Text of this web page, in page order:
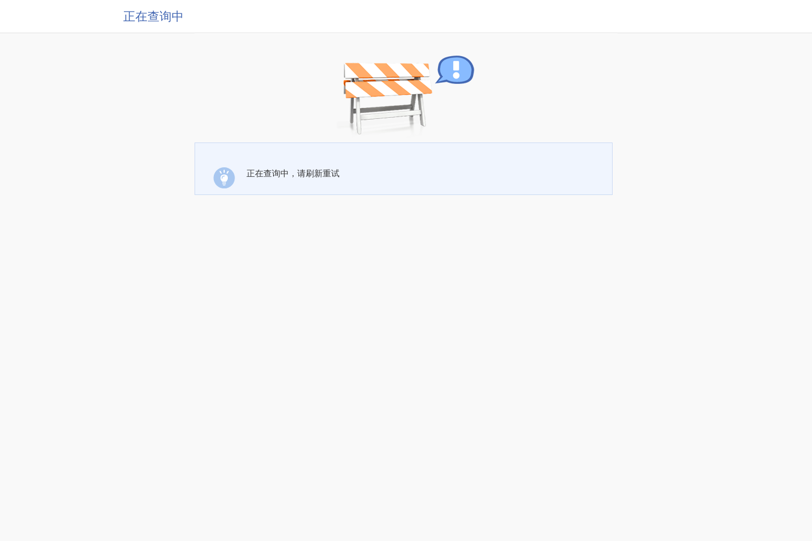
正在查询中
正在查询中，请刷新重试